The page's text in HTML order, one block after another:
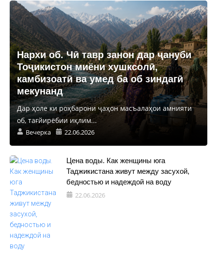
Нархи об. Чӣ тавр занон дар ҷануби
Тоҷикистон миёни хушксолӣ,
камбизоатӣ ва умед ба об зиндагӣ
мекунанд
Дар ҳоле ки роҳбарони ҷаҳон масъалаҳои амнияти
об, тағйирёбии иқлим...
Вечерка 22.06.2026
Цена воды. Как женщины юга
Таджикистана живут между засухой,
бедностью и надеждой на воду
22.06.2026